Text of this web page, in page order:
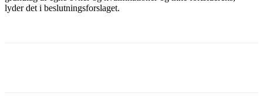
lyder det i beslutningsforslaget.